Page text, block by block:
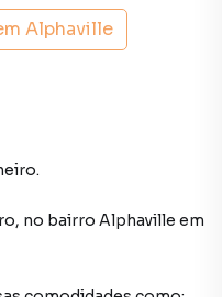
Alphaville
, no bairro Alphaville em